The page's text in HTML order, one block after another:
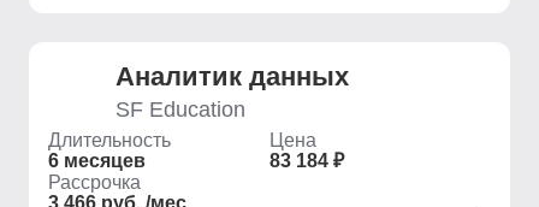
Аналитик данных
SF Education
Длительность
6 месяцев
Цена
83 184 ₽
Рассрочка
3 466 руб. /мес